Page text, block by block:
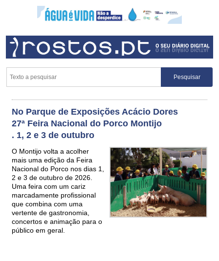
No Parque de Exposições Acácio Dores
27ª Feira Nacional do Porco Montijo
. 1, 2 e 3 de outubro
O Montijo volta a acolher
mais uma edição da Feira
Nacional do Porco nos dias 1,
2 e 3 de outubro de 2026.
Uma feira com um cariz
marcadamente profissional
que combina com uma
vertente de gastronomia,
concertos e animação para o
público em geral.